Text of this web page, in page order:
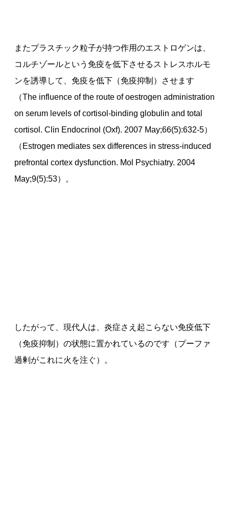
またプラスチック粒子が持つ作用のエストロゲンは、
コルチゾールという免疫を低下させるストレスホルモ
ンを誘導して、免疫を低下（免疫抑制）させます
（The influence of the route of oestrogen administration
on serum levels of cortisol-binding globulin and total
cortisol. Clin Endocrinol (Oxf). 2007 May;66(5):632-5）
（Estrogen mediates sex differences in stress-induced
prefrontal cortex dysfunction. Mol Psychiatry. 2004
May;9(5):53）。
したがって、現代人は、炎症さえ起こらない免疫低下
（免疫抑制）の状態に置かれているのです（プーファ
過剰がこれに火を注ぐ）。